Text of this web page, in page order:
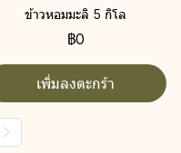
ข้าวหอมมะลิ 5 กิโล
฿0
เพิ่มลงตะกร้า